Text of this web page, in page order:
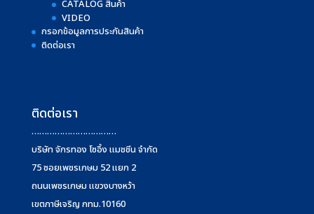
CATALOG สินค้า
VIDEO
กรอกข้อมูลการประกันสินค้า
ติดต่อเรา
ติดต่อเรา
……………………………
บริษัท จักรทอง โซอิ้ง แมชชีน จำกัด
75 ซอยเพชรเกษม 52 แยก 2
ถนนเพชรเกษม แขวงบางหว้า
เขตภาษีเจริญ กทม.10160